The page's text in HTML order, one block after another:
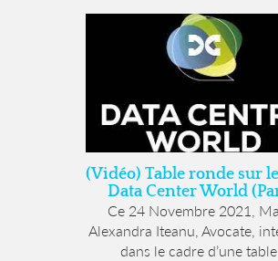
(Vidéo) Table ronde sur
Data Center World
Ce 24 Novembre 2021,
Alexandra Iteanu, Avocate,
dans le cadre d’une